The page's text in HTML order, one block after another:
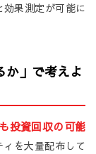
果測定が可能に
か」で考えよ
投資回収の可能
を大量配布して